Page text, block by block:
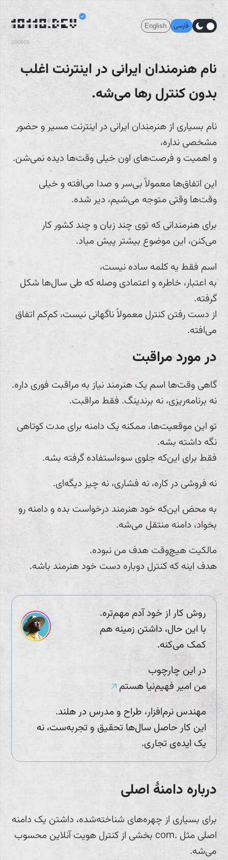
English فارسی
110111
نام هنرمندان ایرانی در اینترنت اغلب
بدون کنترل رها می‌شه.
نام بسیاری از هنرمندان ایرانی در اینترنت مسیر و حضور
مشخصی نداره،
و اهمیت و فرصت‌های اون خیلی وقت‌ها دیده نمی‌شن.
این اتفاق‌ها معمولاً بی‌سر و صدا می‌افته و خیلی
وقت‌ها وقتی متوجه می‌شیم، دیر شده.
برای هنرمندانی که توی چند زبان و چند کشور کار
می‌کنن، این موضوع بیشتر پیش میاد.
اسم فقط یه کلمه ساده نیست،
به اعتبار، خاطره و اعتمادی وصله که طی سال‌ها شکل
گرفته.
از دست رفتن کنترل معمولاً ناگهانی نیست، کم‌کم اتفاق
می‌افته.
در مورد مراقبت
گاهی وقت‌ها اسم یک هنرمند نیاز به مراقبت فوری داره.
نه برنامه‌ریزی، نه برندینگ. فقط مراقبت.
تو این موقعیت‌ها، ممکنه یک دامنه برای مدت کوتاهی
نگه داشته بشه.
فقط برای این‌که جلوی سوءاستفاده گرفته بشه.
نه فروشی در کاره، نه فشاری، نه چیز دیگه‌ای.
به محض این‌که خود هنرمند درخواست بده و دامنه رو
بخواد، دامنه منتقل می‌شه.
مالکیت هیچ‌وقت هدف من نبوده.
هدف اینه که کنترل دوباره دست خود هنرمند باشه.
روش کار از خود آدم مهم‌تره.
با این حال، داشتن زمینه هم
کمک می‌کنه.
در این چارچوب
من امیر فهیم‌نیا هستم
مهندس نرم‌افزار، طراح و مدرس در هلند.
این کار حاصل سال‌ها تحقیق و تجربه‌ست، نه
یک ایده‌ی تجاری.
درباره دامنهٔ اصلی
برای بسیاری از چهره‌های شناخته‌شده، داشتن یک دامنه
اصلی مثل .com بخشی از کنترل هویت آنلاین محسوب
می‌شه.